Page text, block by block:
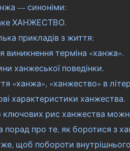
— синоніми:
ХАНЖЕСТВО.
прикладів з життя:
виникнення терміна «ханжа».
ханжеської поведінки.
«ханжа», «ханжество» в
характеристики ханжества.
рис ханжества
порад про те, як боротися з
щоб побороти